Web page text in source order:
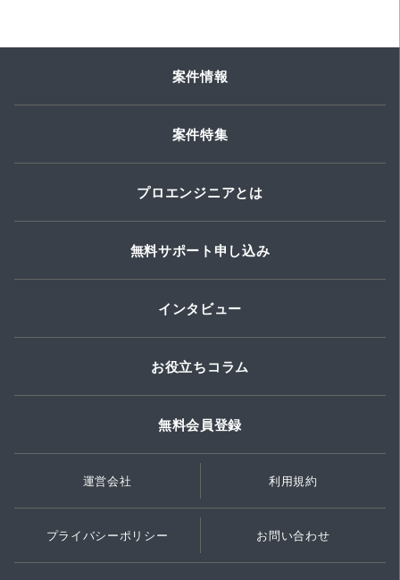
案件情報
案件特集
プロエンジニアとは
無料サポート申し込み
インタビュー
お役立ちコラム
無料会員登録
運営会社 利用規約
プライバシーポリシー お問い合わせ